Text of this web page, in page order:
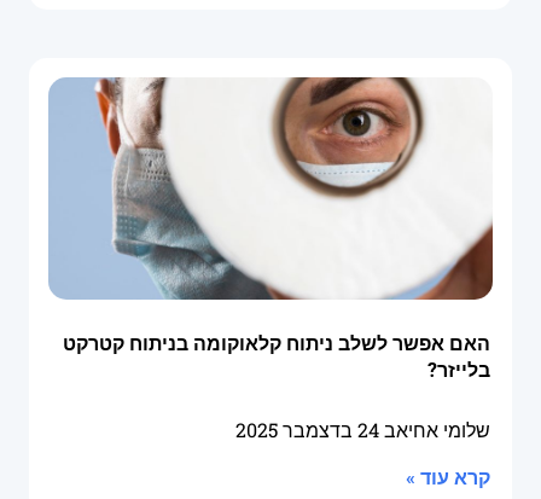
האם אפשר לשלב ניתוח קלאוקומה בניתוח קטרקט
בלייזר?
שלומי אחיאב24 בדצמבר 2025
קרא עוד »